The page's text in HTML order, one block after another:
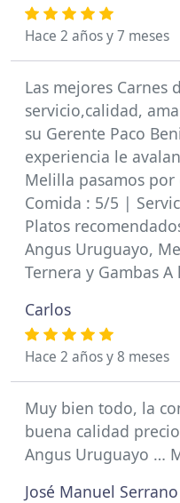
Hace 2 años y 7 meses
Las mejores Carnes
servicio,calidad,
su Gerente Paco
experiencia le
Melilla pasamos
Comida : 5/5 |
Platos
Angus Uruguayo,
Ternera y Gambas
Carlos
Hace 2 años y 8 meses
Muy bien todo, la
buena calidad
Angus Uruguayo …
José Manuel